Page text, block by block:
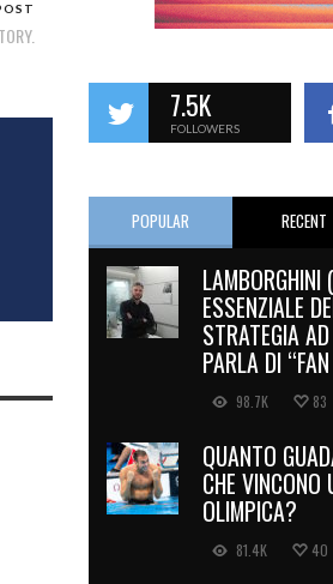
7.5K
FOLLOWERS
POPULAR RECENT
ESSENZIALE
STRATEGIA
PARLA DI
98.7K 83
QUANTO
CHE VINCONO
OLIMPICA?
81.4K 40